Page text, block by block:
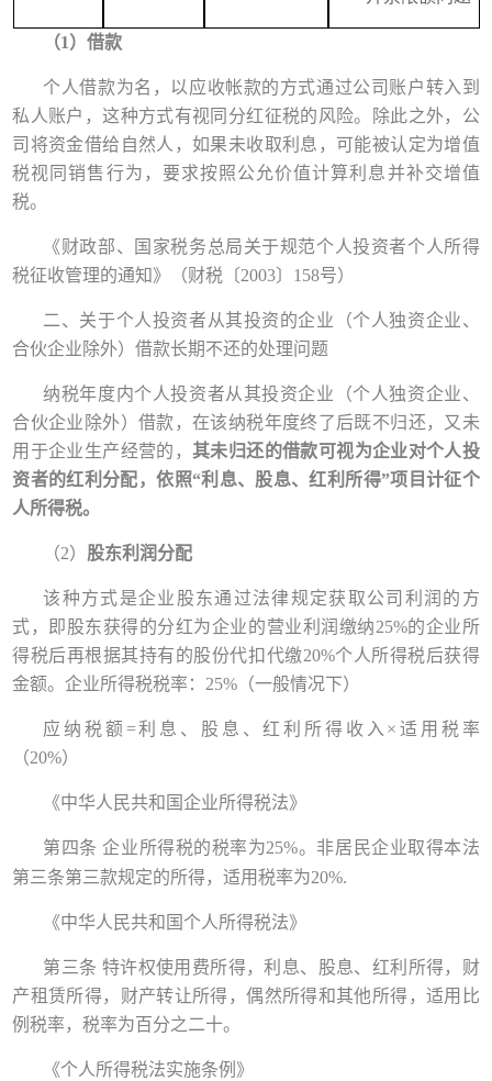
（1）借款
个人借款为名，以应收帐款的方式通过公司账户转入到
私人账户，这种方式有视同分红征税的风险。除此之外，公
司将资金借给自然人，如果未收取利息，可能被认定为增值
税视同销售行为，要求按照公允价值计算利息并补交增值
税。
《财政部、国家税务总局关于规范个人投资者个人所得
税征收管理的通知》（财税〔2003〕158号）
二、关于个人投资者从其投资的企业（个人独资企业、
合伙企业除外）借款长期不还的处理问题
纳税年度内个人投资者从其投资企业（个人独资企业、
合伙企业除外）借款，在该纳税年度终了后既不归还，又未
用于企业生产经营的， 其未归还的借款可视为企业对个人投
资者的红利分配，依照“利息、股息、红利所得”项目计征个
人所得税。
（2） 股东利润分配
该种方式是企业股东通过法律规定获取公司利润的方
式，即股东获得的分红为企业的营业利润缴纳25%的企业所
得税后再根据其持有的股份代扣代缴20%个人所得税后获得
金额。企业所得税税率： 25%（一般情况下）
应纳税额 =利息、股息、红利所得收入×适用税率
（20%）
《中华人民共和国企业所得税法》
第四条 企业所得税的税率为25%。 非居民企业取得本法
第三条第三款规定的所得，适用税率为20%.
《中华人民共和国个人所得税法》
第三条 特许权使用费所得，利息、股息、红利所得，财
产租赁所得，财产转让所得，偶然所得和其他所得，适用比
例税率，税率为百分之二十。
《个人所得税法实施条例》